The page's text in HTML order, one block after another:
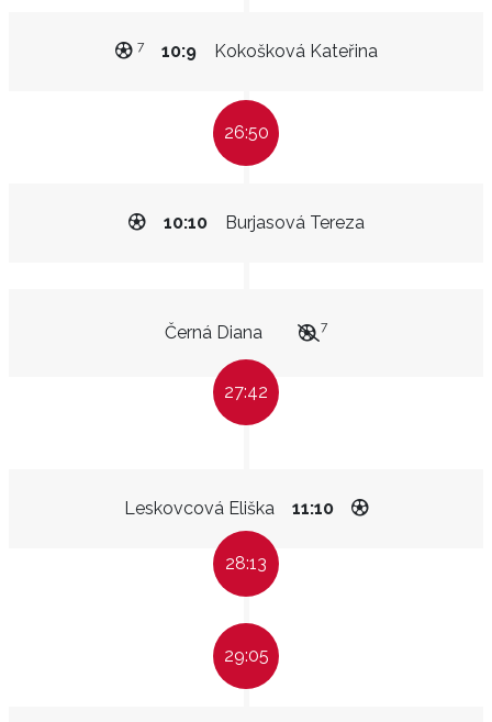
Kokošková Kateřina
10:9
7
26:50
Burjasová Tereza
10:10
Černá Diana 7
27:42
Leskovcová Eliška 11:10
28:13
29:05